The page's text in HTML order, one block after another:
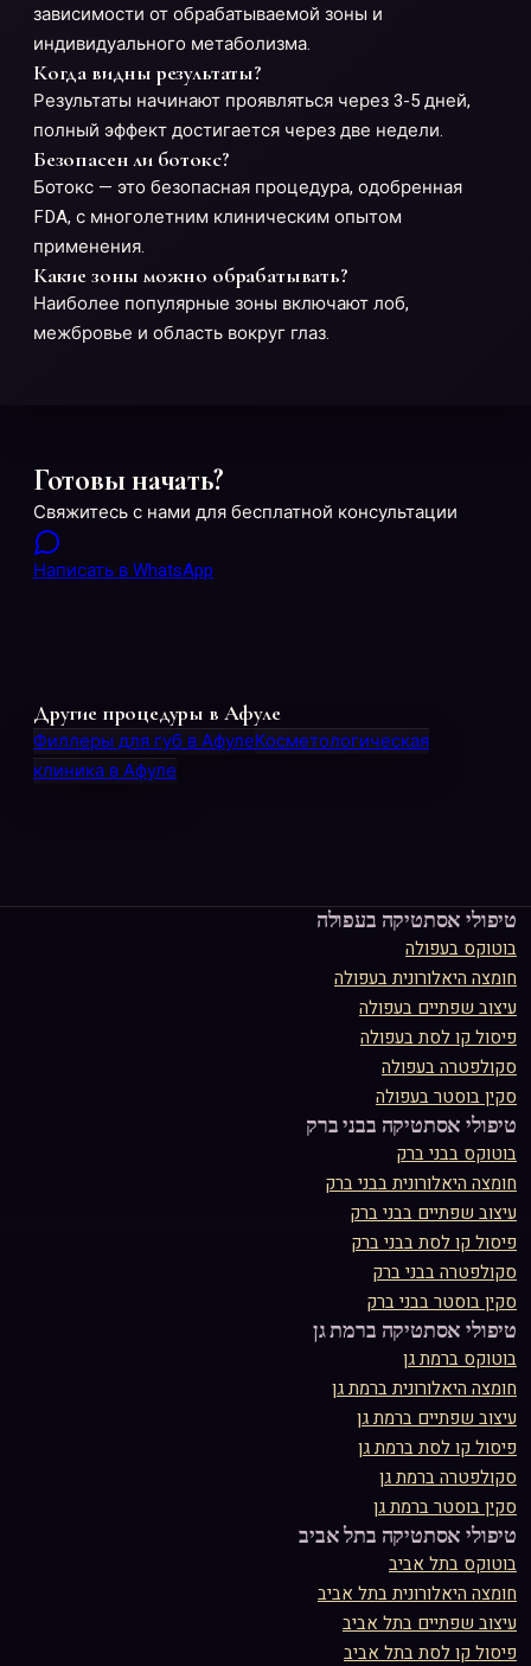
зависимости от обрабатываемой зоны и
индивидуального метаболизма.
Когда видны результаты?
Результаты начинают проявляться через 3-5 дней,
полный эффект достигается через две недели.
Безопасен ли ботокс?
Ботокс — это безопасная процедура, одобренная
FDA, с многолетним клиническим опытом
применения.
Какие зоны можно обрабатывать?
Наиболее популярные зоны включают лоб,
межбровье и область вокруг глаз.
Готовы начать?
Свяжитесь с нами для бесплатной консультации
Написать в WhatsApp
Другие процедуры в Афуле
Филлеры для губ в АфулеКосметологическая
клиника в Афуле
טיפולי אסתטיקה בעפולה
בוטוקס בעפולה
חומצה היאלורוניתבעפולה
עיצוב שפתיים בעפולה
פיסול קו לסתבעפולה
סקולפטרהבעפולה
סקין בוסטרבעפולה
טיפולי אסתטיקה בבני ברק
בוטוקס בבני ברק
חומצה היאלורוניתבבני ברק
עיצוב שפתיים בבני ברק
פיסול קו לסתבבני ברק
סקולפטרהבבני ברק
סקין בוסטרבבני ברק
טיפולי אסתטיקה ברמת גן
בוטוקס ברמת גן
חומצה היאלורוניתברמת גן
עיצוב שפתיים ברמת גן
פיסול קו לסתברמת גן
סקולפטרהברמת גן
סקין בוסטרברמת גן
טיפולי אסתטיקה בתל אביב
בוטוקס בתל אביב
חומצה היאלורוניתבתל אביב
עיצוב שפתיים בתל אביב
פיסול קו לסתבתל אביב